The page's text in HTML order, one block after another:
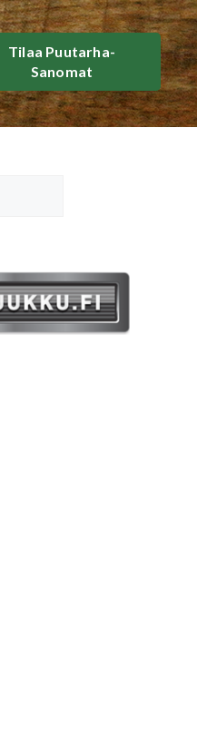
Tilaa Puutarha-
Sanomat